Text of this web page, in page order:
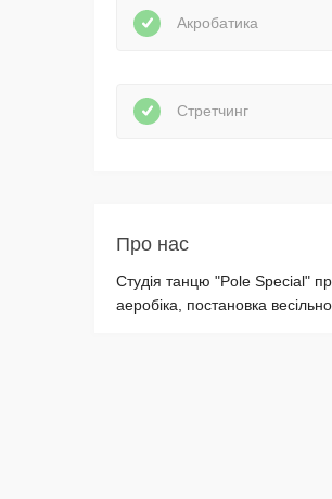
Акробатика
Стретчинг
Про нас
Студія танцю "Pole Special"
аеробіка, постановка